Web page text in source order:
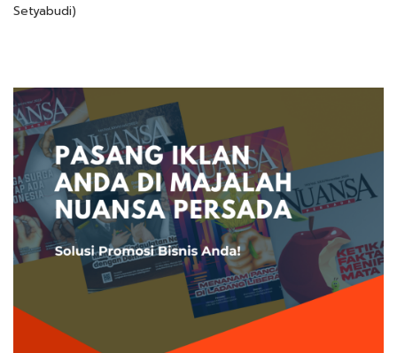
Setyabudi)